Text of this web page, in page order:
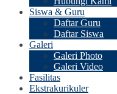
Siswa & Guru
Daftar Guru
Daftar Siswa
Galeri
Galeri Photo
Galeri Video
Fasilitas
Ekstrakurikuler